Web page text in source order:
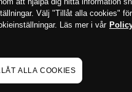
Välj "Tillåt alla cookies"
Läs mer i vår
ALLA COOKIES